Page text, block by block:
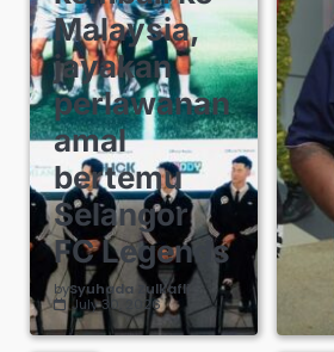
Malaysia,
jayakan
perlawanan
amal
bertemu
Selangor
FC Legends
bySyuhada Zulkafli
July 30, 2026